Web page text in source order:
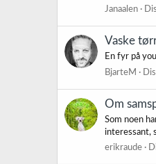
Janaalen
Vaske
En fyr på
BjarteM
Om
Som noen
interessant,
erikraude